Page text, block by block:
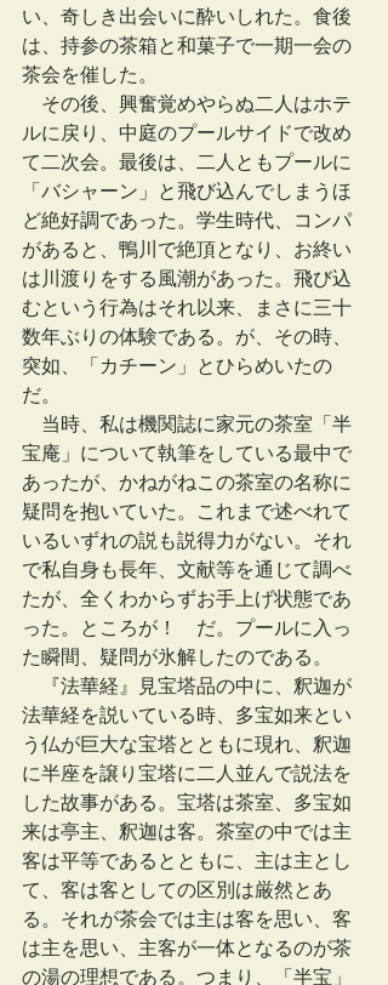
い、奇しき出会いに酔いしれた。食後
は、持参の茶箱と和菓子で一期一会の
茶会を催した。
その後、興奮覚めやらぬ二人はホテ
ルに戻り、中庭のプールサイドで改め
て二次会。最後は、二人ともプールに
「バシャーン」と飛び込んでしまうほ
ど絶好調であった。学生時代、コンパ
があると、鴨川で絶頂となり、お終い
は川渡りをする風潮があった。飛び込
むという行為はそれ以来、まさに三十
数年ぶりの体験である。が、その時、
突如、「カチーン」とひらめいたの
だ。
当時、私は機関誌に家元の茶室「半
宝庵」について執筆をしている最中で
あったが、かねがねこの茶室の名称に
疑問を抱いていた。これまで述べれて
いるいずれの説も説得力がない。それ
で私自身も長年、文献等を通じて調べ
たが、全くわからずお手上げ状態であ
った。ところが！　だ。プールに入っ
た瞬間、疑問が氷解したのである。
『法華経』見宝塔品の中に、釈迦が
法華経を説いている時、多宝如来とい
う仏が巨大な宝塔とともに現れ、釈迦
に半座を譲り宝塔に二人並んで説法を
した故事がある。宝塔は茶室、多宝如
来は亭主、釈迦は客。茶室の中では主
客は平等であるとともに、主は主とし
て、客は客としての区別は厳然とあ
る。それが茶会では主は客を思い、客
は主を思い、主客が一体となるのが茶
の湯の理想である。つまり、「半宝」